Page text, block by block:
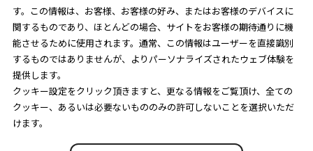
す。この情報は、お客様、お客様の好み、またはお客様のデバイスに
関するものであり、ほとんどの場合、サイトをお客様の期待通りに機
能させるために使用されます。通常、この情報はユーザーを直接識別
するものではありませんが、よりパーソナライズされたウェブ体験を
提供します。
クッキー設定をクリック頂きますと、更なる情報をご覧頂け、全ての
クッキー、あるいは必要ないもののみの許可しないことを選択いただ
けます。